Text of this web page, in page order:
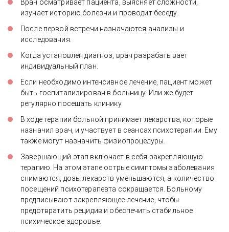
Врач осматривает пациента, выясняет сложности,
изучает историю болезни и проводит беседу.
После первой встречи назначаются анализы и
исследования.
Когда установлен диагноз, врач разрабатывает
индивидуальный план.
Если необходимо интенсивное лечение, пациент может
быть госпитализирован в больницу. Или же будет
регулярно посещать клинику.
В ходе терапии больной принимает лекарства, которые
назначил врач, и участвует в сеансах психотерапии. Ему
также могут назначить физиопроцедуры.
Завершающий этап включает в себя закрепляющую
терапию. На этом этапе острые симптомы заболевания
снимаются, дозы лекарств уменьшаются, а количество
посещений психотерапевта сокращается. Больному
предписывают закрепляющее лечение, чтобы
предотвратить рецидив и обеспечить стабильное
психическое здоровье.